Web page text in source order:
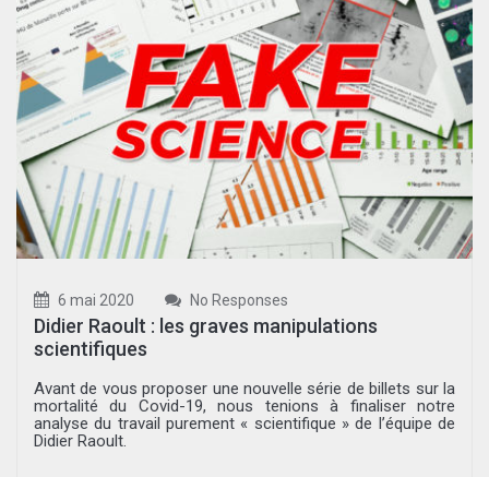
6 mai 2020 No Responses
Didier Raoult : les graves manipulations
scientifiques
Avant de vous proposer une nouvelle série de billets sur la
mortalité du Covid-19, nous tenions à finaliser notre
analyse du travail purement « scientifique » de l’équipe de
Didier Raoult.